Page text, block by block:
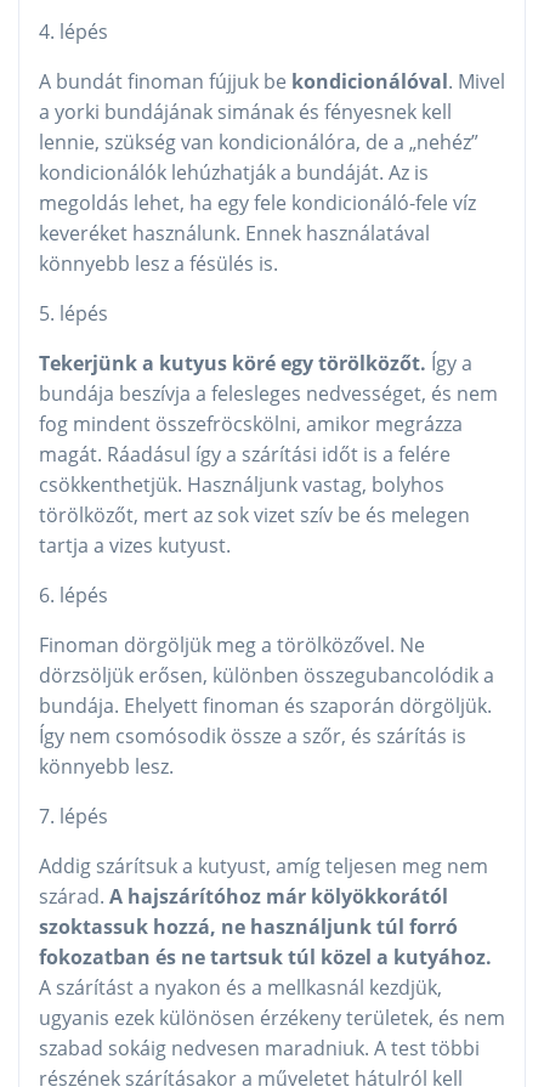
4. lépés
A bundát finoman fújjuk be kondicionálóval. Mivel
a yorki bundájának simának és fényesnek kell
lennie, szükség van kondicionálóra, de a „nehéz”
kondicionálók lehúzhatják a bundáját. Az is
megoldás lehet, ha egy fele kondicionáló-fele víz
keveréket használunk. Ennek használatával
könnyebb lesz a fésülés is.
5. lépés
Tekerjünk a kutyus köré egy törölközőt. Így a
bundája beszívja a felesleges nedvességet, és nem
fog mindent összefröcskölni, amikor megrázza
magát. Ráadásul így a szárítási időt is a felére
csökkenthetjük. Használjunk vastag, bolyhos
törölközőt, mert az sok vizet szív be és melegen
tartja a vizes kutyust.
6. lépés
Finoman dörgöljük meg a törölközővel. Ne
dörzsöljük erősen, különben összegubancolódik a
bundája. Ehelyett finoman és szaporán dörgöljük.
Így nem csomósodik össze a szőr, és szárítás is
könnyebb lesz.
7. lépés
Addig szárítsuk a kutyust, amíg teljesen meg nem
szárad. A hajszárítóhoz már kölyökkorától
szoktassuk hozzá, ne használjunk túl forró
fokozatban és ne tartsuk túl közel a kutyához.
A szárítást a nyakon és a mellkasnál kezdjük,
ugyanis ezek különösen érzékeny területek, és nem
szabad sokáig nedvesen maradniuk. A test többi
részének szárításakor a műveletet hátulról kell